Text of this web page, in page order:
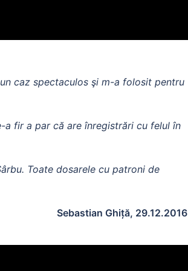
caz spectaculos şi m-a folosit pentru
a fir a par că are înregistrări cu felul în
Toate dosarele cu patroni de
Sebastian Ghiță, 29.12.2016